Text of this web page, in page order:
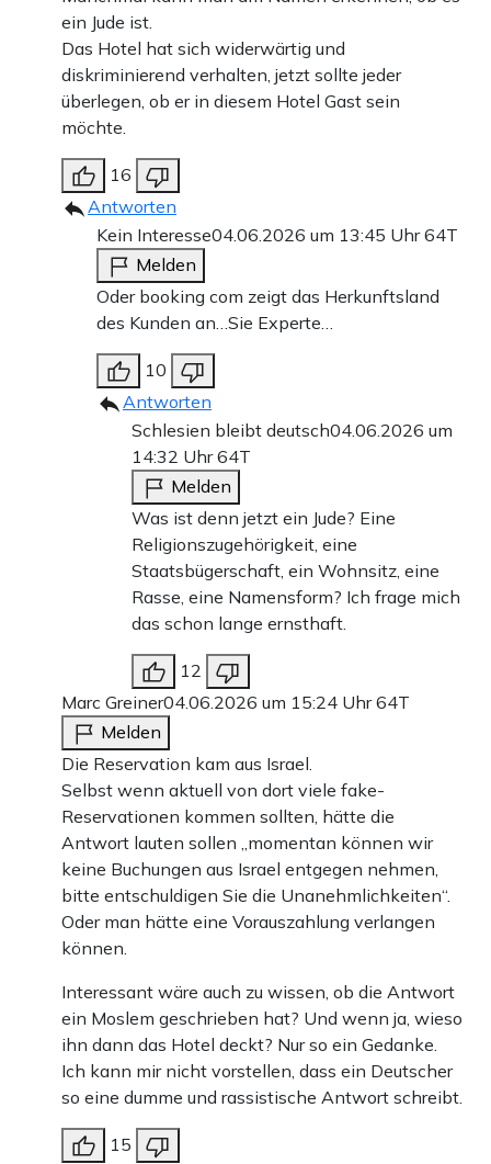
ein Jude ist.
Das Hotel hat sich widerwärtig und
diskriminierend verhalten, jetzt sollte jeder
überlegen, ob er in diesem Hotel Gast sein
möchte.
16
Antworten
Kein Interesse04.06.2026 um 13:45 Uhr64T
Melden
Oder booking com zeigt das Herkunftsland
des Kunden an…Sie Experte…
10
Antworten
Schlesien bleibt deutsch04.06.2026 um
14:32 Uhr64T
Melden
Was ist denn jetzt ein Jude? Eine
Religionszugehörigkeit, eine
Staatsbügerschaft, ein Wohnsitz, eine
Rasse, eine Namensform? Ich frage mich
das schon lange ernsthaft.
12
Marc Greiner04.06.2026 um 15:24 Uhr64T
Melden
Die Reservation kam aus Israel.
Selbst wenn aktuell von dort viele fake-
Reservationen kommen sollten, hätte die
Antwort lauten sollen „momentan können wir
keine Buchungen aus Israel entgegen nehmen,
bitte entschuldigen Sie die Unanehmlichkeiten“.
Oder man hätte eine Vorauszahlung verlangen
können.
Interessant wäre auch zu wissen, ob die Antwort
ein Moslem geschrieben hat? Und wenn ja, wieso
ihn dann das Hotel deckt? Nur so ein Gedanke.
Ich kann mir nicht vorstellen, dass ein Deutscher
so eine dumme und rassistische Antwort schreibt.
15